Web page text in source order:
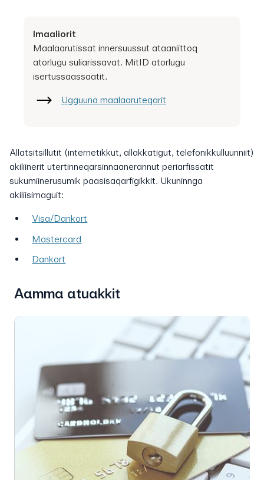
Imaaliorit
Maalaarutissat innersuussut ataaniittoq
atorlugu suliarissavat. MitID atorlugu
isertussaassaatit.
Ugguuna maalaaruteqarit
Allatsitsillutit (internetikkut, allakkatigut, telefonikkulluunniit)
akiliinerit utertinneqarsinnaanerannut periarfissatit
sukumiinerusumik paasisaqarfigikkit. Ukuninnga
akiliisimaguit:
Visa/Dankort
Mastercard
Dankort
Aamma atuakkit